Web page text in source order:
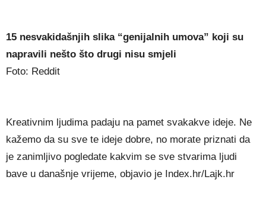
15 nesvakidašnjih slika “genijalnih umova” koji su
napravili nešto što drugi nisu smjeli
Foto: Reddit
Kreativnim ljudima padaju na pamet svakakve ideje. Ne
kažemo da su sve te ideje dobre, no morate priznati da
je zanimljivo pogledate kakvim se sve stvarima ljudi
bave u današnje vrijeme, objavio je Index.hr/Lajk.hr